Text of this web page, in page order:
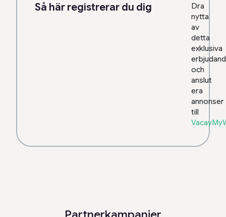
Så här registrerar du dig
Dra
nytta
av
detta
exklusiva
och
anslut
era
annonser
till